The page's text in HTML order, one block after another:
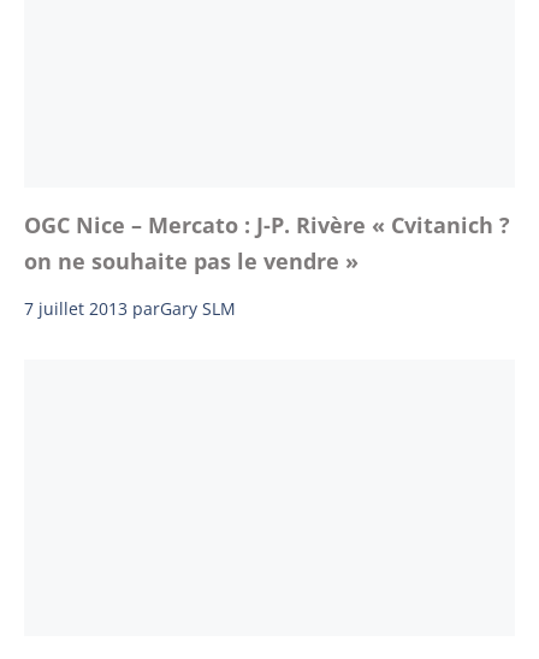
OGC Nice – Mercato : J-P. Rivère « Cvitanich ?
on ne souhaite pas le vendre »
7 juillet 2013 parGary SLM